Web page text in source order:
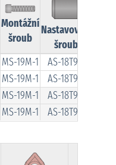
Montážní
šroub
Nastavovací
šroub
MS-19M-1
AS-18T9-1
MS-19M-1
AS-18T9-1
MS-19M-1
AS-18T9-1
MS-19M-1 AS-18T9-1